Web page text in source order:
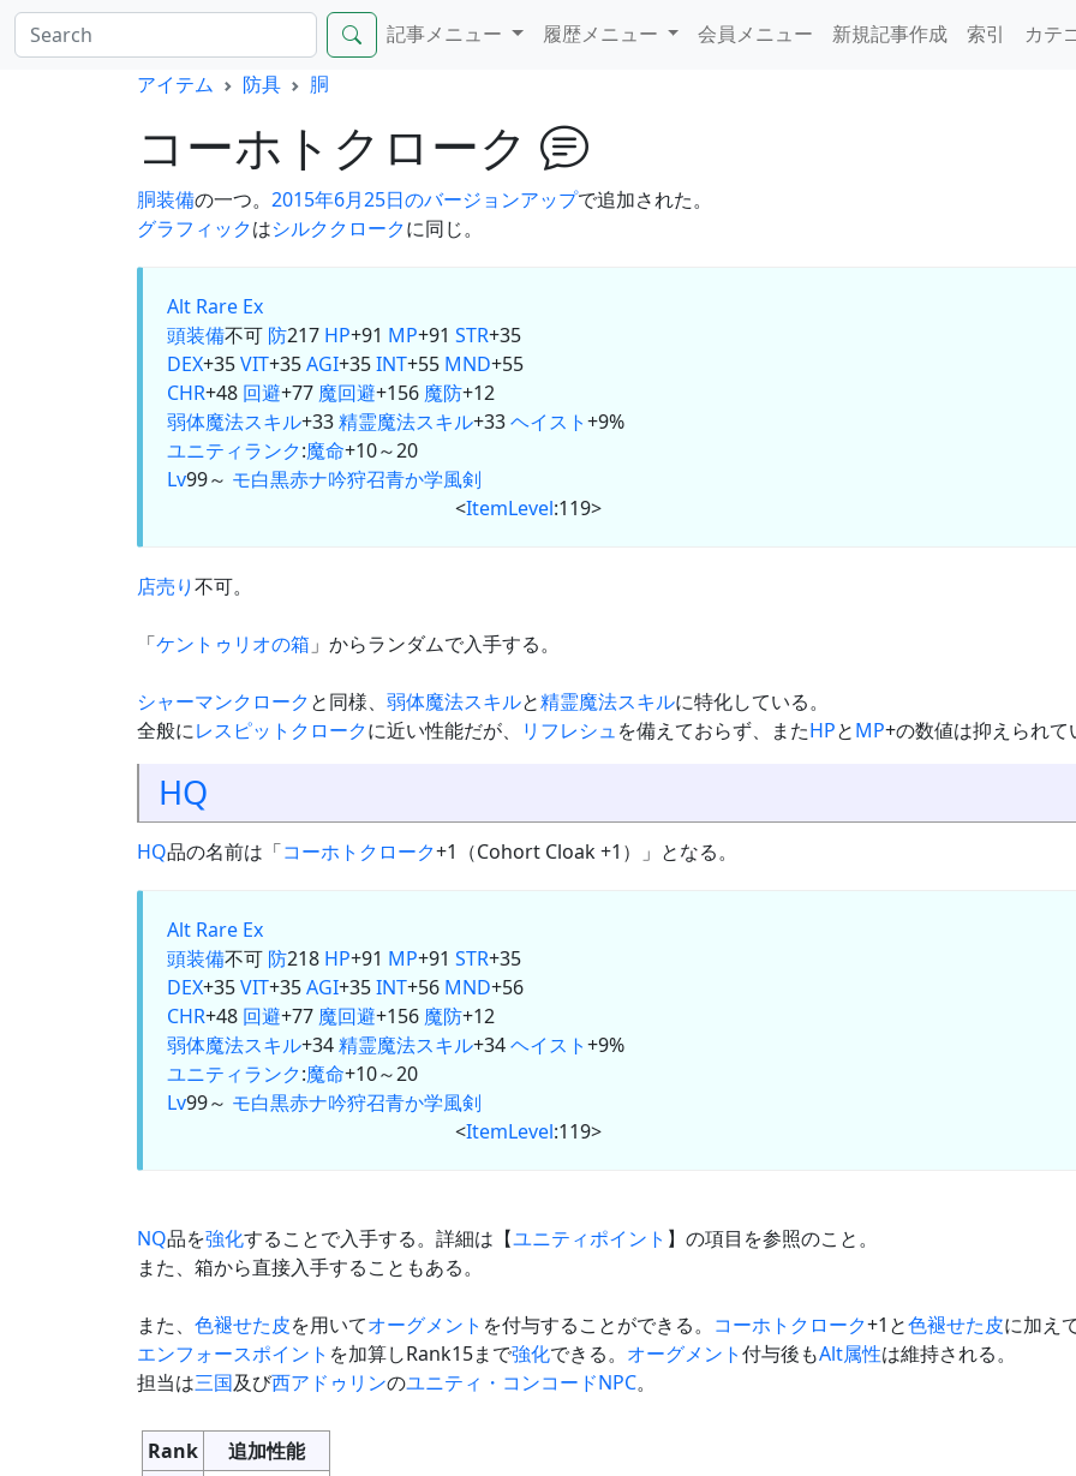
記事メニュー 履歴メニュー 会員メニュー 新規記事作成 索引
カテ
アイテム
防具 胴
コーホトクローク
胴装備の一つ。 2015年6月25日のバージョンアップで追加された。
グラフィックはシルククロークに同じ。
Alt Rare Ex
頭装備不可 防217 HP+91 MP+91 STR+35
DEX+35VIT+35AGI+35INT+55 MND+55
CHR+48 回避+77 魔回避+156 魔防+12
弱体魔法スキル+33精霊魔法スキル+33ヘイスト+9%
ユニティランク:魔命+10～20
Lv99～ モ白黒赤ナ吟狩召青か学風剣
<ItemLevel:119>
店売り不可。
「ケントゥリオの箱 」からランダムで入手する。
シャーマンクロークと同様、 弱体魔法スキルと精霊魔法スキルに特化している。
全般にレスピットクロークに近い性能だが、 リフレシュを備えておらず、またHPとMP+の数値は抑えられて
HQ
HQ品の名前は「コーホトクローク+1（Cohort Cloak +1）」となる。
Alt Rare Ex
頭装備不可 防218 HP+91 MP+91 STR+35
DEX+35VIT+35AGI+35INT+56 MND+56
CHR+48 回避+77 魔回避+156 魔防+12
弱体魔法スキル+34精霊魔法スキル+34ヘイスト+9%
ユニティランク:魔命+10～20
Lv99～ モ白黒赤ナ吟狩召青か学風剣
<ItemLevel:119>
NQ品を強化することで入手する。詳細は【ユニティポイント 】の項目を参照のこと。
また、箱から直接入手することもある。
また、 色褪せた皮を用いてオーグメント を付与することができる。 コーホトクローク+1と色褪せた皮に加え
エンフォースポイント を加算しRank15まで強化できる。 オーグメント付与後もAlt属性は維持される。
担当は三国及び西アドゥリンのユニティ・コンコードNPC。
Rank
追加性能